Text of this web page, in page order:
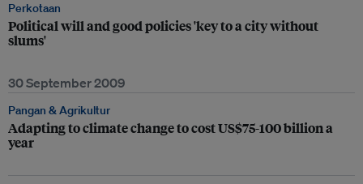
Perkotaan
Political will and good policies 'key to a city without
slums'
30 September 2009
Pangan & Agrikultur
Adapting to climate change to cost US$75-100 billion a
year